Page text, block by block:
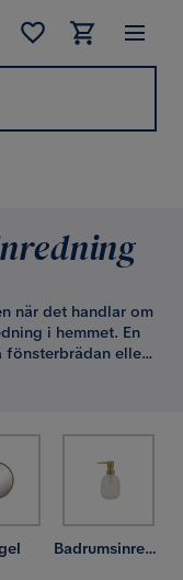
när det handlar om
i hemmet. En
eller
några exempel på
miljö. Du hittar
Trendrum.
Badrumsinredning